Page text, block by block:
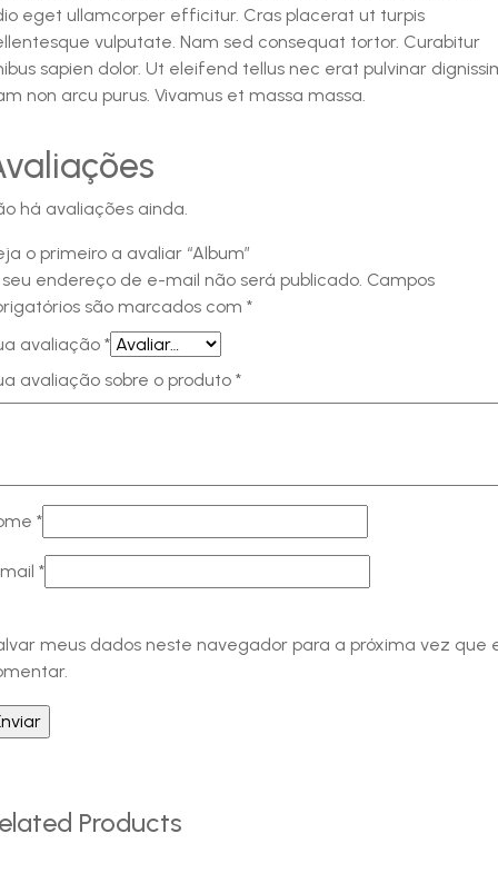
eget ullamcorper efficitur. Cras placerat ut turpis
vulputate. Nam sed consequat tortor. Curabitur
sapien dolor. Ut eleifend tellus nec erat pulvinar
non arcu purus. Vivamus et massa massa.
há avaliações ainda.
o primeiro a avaliar “Album”
endereço de e-mail não será publicado. Campos
são marcados com *
avaliação *
avaliação sobre o produto *
*
*
meus dados neste navegador para a próxima vez que
Products